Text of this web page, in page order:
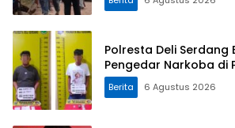
Polresta Deli Serdang
Pengedar Narkoba di
Berita 6 Agustus 2026